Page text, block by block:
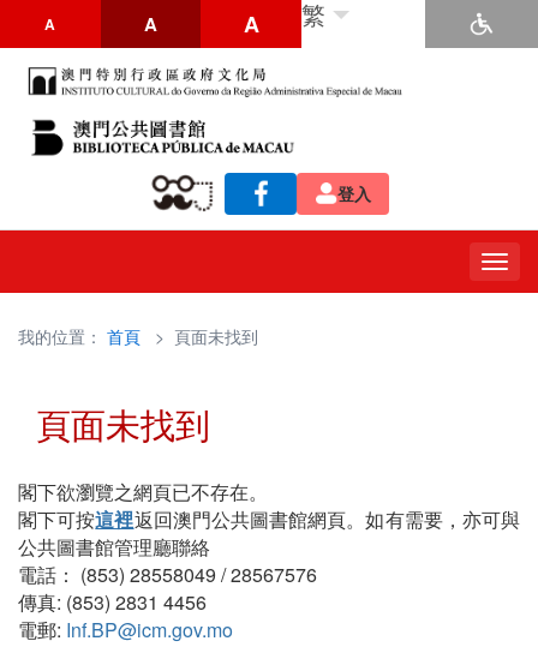
A A A 繁
登入
我的位置： 首頁 > 頁面未找到
頁面未找到
閣下欲瀏覽之網頁已不存在。
閣下可按這裡返回澳門公共圖書館網頁。如有需要，亦可與
公共圖書館管理廳聯絡
電話： (853) 28558049 / 28567576
傳真: (853) 2831 4456
電郵: Inf.BP@icm.gov.mo